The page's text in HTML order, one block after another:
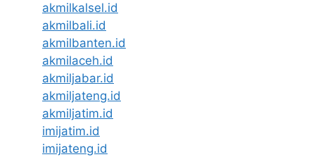
akmilkalsel.id
akmilbali.id
akmilbanten.id
akmilaceh.id
akmiljabar.id
akmiljateng.id
akmiljatim.id
imijatim.id
imijateng.id